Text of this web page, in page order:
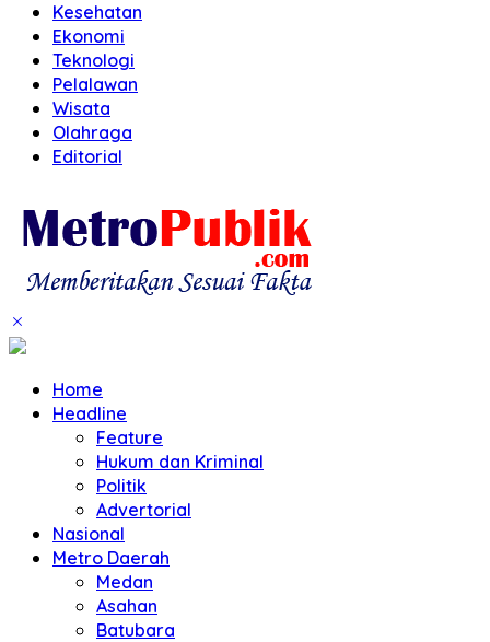
Kesehatan
Ekonomi
Teknologi
Pelalawan
Wisata
Olahraga
Editorial
Home
Headline
Feature
Hukum dan Kriminal
Politik
Advertorial
Nasional
Metro Daerah
Medan
Asahan
Batubara